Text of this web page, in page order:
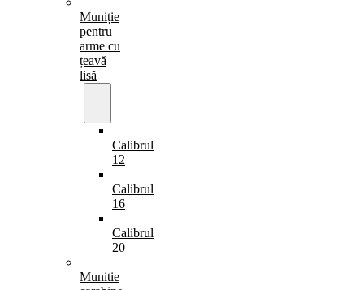
Muniție
pentru
arme cu
țeavă
lisă
Calibrul
12
Calibrul
16
Calibrul
20
Munitie